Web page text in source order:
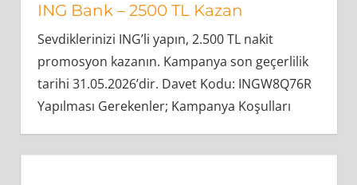
ING Bank – 2500 TL Kazan
Sevdiklerinizi ING’li yapın, 2.500 TL nakit
promosyon kazanın. Kampanya son geçerlilik
tarihi 31.05.2026’dir. Davet Kodu: INGW8Q76R
Yapılması Gerekenler; Kampanya Koşulları